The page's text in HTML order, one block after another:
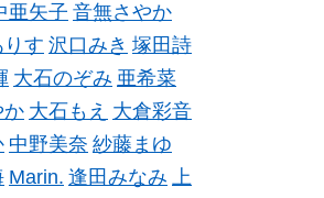
亜矢子 音無さやか
す 沢口みき 塚田詩
大石のぞみ 亜希菜
か 大石もえ 大倉彩音
中野美奈 紗藤まゆ
Marin. 逢田みなみ 上